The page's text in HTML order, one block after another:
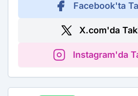
Facebook'ta
X.com'da
Instagram'da